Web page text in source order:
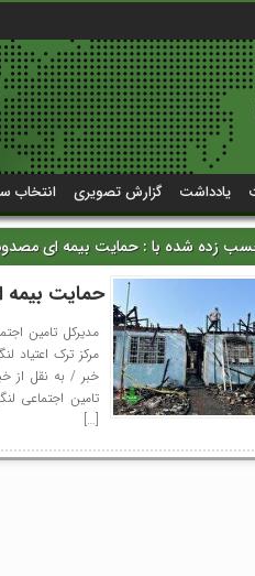
یادداشت گزارش تصویری انتخاب
زده شده با : حمایت بیمه ای
حمایت بیمه
مدیرکل تامین
مرکز ترک اعتیاد
خبر / به نقل از
تامین اجتماعی
[…]